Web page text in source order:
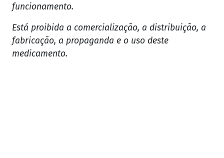
funcionamento.
Está proibida a comercialização, a distribuição, a
fabricação, a propaganda e o uso deste
medicamento.